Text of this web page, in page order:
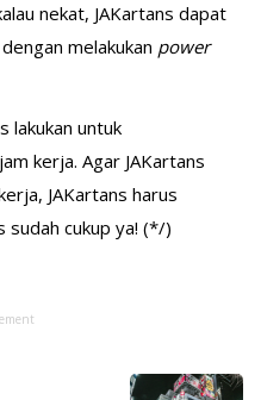
nekat, JAKartans dapat
melakukan power
lakukan untuk
kerja. Agar JAKartans
JAKartans harus
sudah cukup ya! (*/)